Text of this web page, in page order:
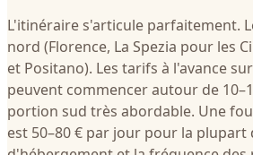
L'itinéraire s'articule parfaitement.
nord (Florence, La Spezia pour les
et Positano). Les tarifs à l'avance
peuvent commencer autour de
portion sud très abordable. Une
est 50–80 € par jour pour la plupart